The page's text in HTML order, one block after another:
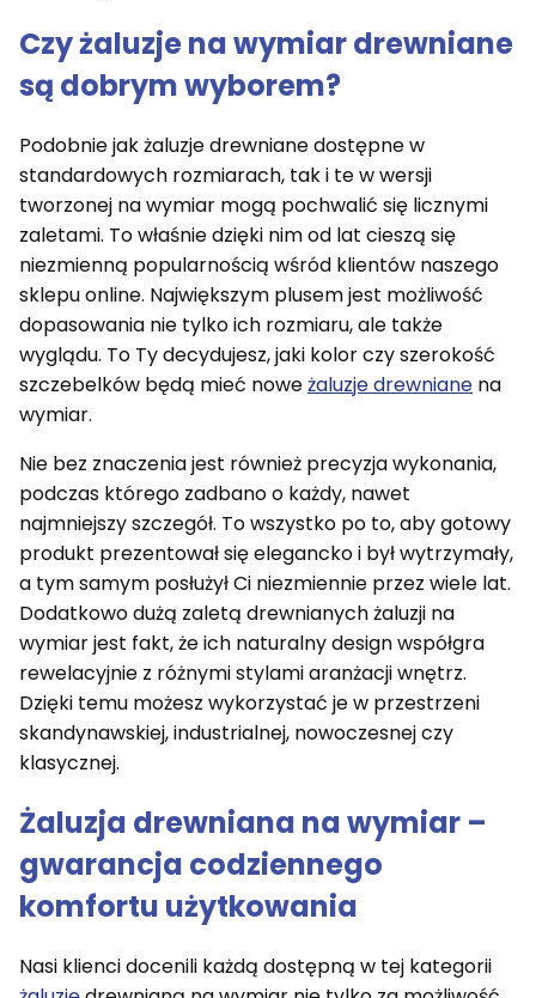
Czy żaluzje na wymiar drewniane
są dobrym wyborem?
Podobnie jak żaluzje drewniane dostępne w
standardowych rozmiarach, tak i te w wersji
tworzonej na wymiar mogą pochwalić się licznymi
zaletami. To właśnie dzięki nim od lat cieszą się
niezmienną popularnością wśród klientów naszego
sklepu online. Największym plusem jest możliwość
dopasowania nie tylko ich rozmiaru, ale także
wyglądu. To Ty decydujesz, jaki kolor czy szerokość
szczebelków będą mieć noweżaluzje drewniane na
wymiar.
Nie bez znaczenia jest również precyzja wykonania,
podczas którego zadbano o każdy, nawet
najmniejszy szczegół. To wszystko po to, aby gotowy
produkt prezentował się elegancko i był wytrzymały,
a tym samym posłużył Ci niezmiennie przez wiele lat.
Dodatkowo dużą zaletą drewnianych żaluzji na
wymiar jest fakt, że ich naturalny design współgra
rewelacyjnie z różnymi stylami aranżacji wnętrz.
Dzięki temu możesz wykorzystać je w przestrzeni
skandynawskiej, industrialnej, nowoczesnej czy
klasycznej.
Żaluzja drewniana na wymiar –
gwarancja codziennego
komfortu użytkowania
Nasi klienci docenili każdą dostępną w tej kategorii